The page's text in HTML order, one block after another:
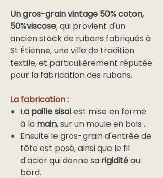
Un gros-grain vintage 50% coton,
50%viscose, qui provient d'un
ancien stock de rubans fabriqués à
St Étienne, une ville de tradition
textile, et particulièrement réputée
pour la fabrication des rubans.
La fabrication :
La paille sisalest mise en forme
à la main, sur un moule en bois .
Ensuite le gros-grain d'entrée de
tête est posé, ainsi que le fil
d'acier qui donne sa rigiditéau
bord.